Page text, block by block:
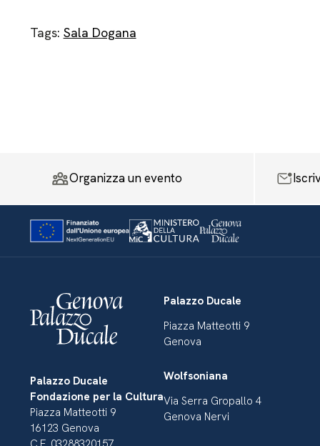
Tags: Sala Dogana
Organizza un evento
Palazzo Ducale
Fondazione per la Cultura
Piazza Matteotti 9
16123 Genova
Palazzo Ducale
Piazza Matteotti 9
Genova
Wolfsoniana
Via Serra Gropallo 4
Genova Nervi